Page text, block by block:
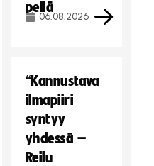
peliä
06.08.2026
“Kannustava
ilmapiiri
syntyy
yhdessä –
Reilu